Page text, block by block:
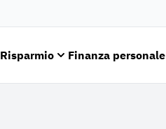
Risparmio Finanza personale